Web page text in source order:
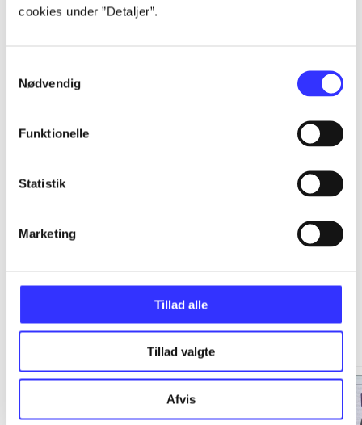
cookies under ”Detaljer”.
Nødvendig
Funktionelle
Statistik
Marketing
Tillad alle
Tillad valgte
Afvis
Minder om